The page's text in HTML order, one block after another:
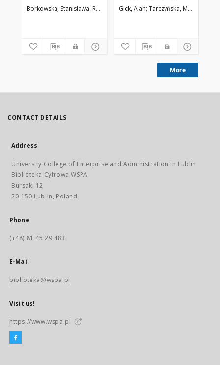
Borkowska, Stanisława. Red.
Gick, Alan Tarczyńska, Małgorzata
More
CONTACT DETAILS
Address
University College of Enterprise and Administration in Lublin
Biblioteka Cyfrowa WSPA
Bursaki 12
20-150 Lublin, Poland
Phone
(+48) 81 45 29 483
E-Mail
biblioteka@wspa.pl
Visit us!
https://www.wspa.pl